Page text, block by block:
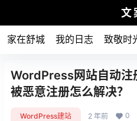
文
家在舒城 我的日志 致敬时
WordPress网站自动注
被恶意注册怎么解决？
WordPress建站 2 年前 0